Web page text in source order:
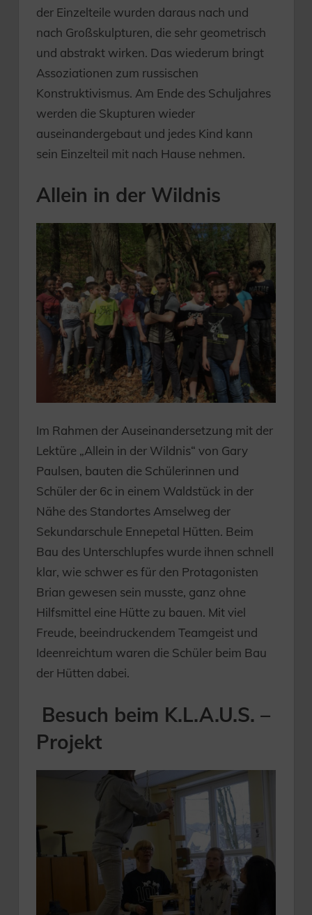
der Einzelteile wurden daraus nach und
nach Großskulpturen, die sehr geometrisch
und abstrakt wirken. Das wiederum bringt
Assoziationen zum russischen
Konstruktivismus. Am Ende des Schuljahres
werden die Skupturen wieder
auseinandergebaut und jedes Kind kann
sein Einzelteil mit nach Hause nehmen.
Allein in der Wildnis
Im Rahmen der Auseinandersetzung mit der
Lektüre „Allein in der Wildnis“ von Gary
Paulsen, bauten die Schülerinnen und
Schüler der 6c in einem Waldstück in der
Nähe des Standortes Amselweg der
Sekundarschule Ennepetal Hütten. Beim
Bau des Unterschlupfes wurde ihnen schnell
klar, wie schwer es für den Protagonisten
Brian gewesen sein musste, ganz ohne
Hilfsmittel eine Hütte zu bauen. Mit viel
Freude, beeindruckendem Teamgeist und
Ideenreichtum waren die Schüler beim Bau
der Hütten dabei.
Besuch beim K.L.A.U.S. –
Projekt